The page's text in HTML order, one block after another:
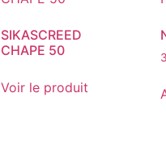
SIKASCREED
CHAPE 50
Voir le produit